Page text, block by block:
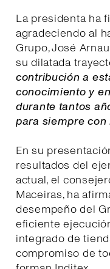
La presidenta ha
agradeciendo al
Grupo, José
su dilatada
contribución a
conocimiento y
durante tantos
para siempre con
En su
resultados del
actual, el
Maceiras, ha
desempeño del
eficiente
integrado de
compromiso de